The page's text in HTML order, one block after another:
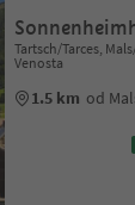
Tartsch/Tarces,
Venosta
1.5 km od